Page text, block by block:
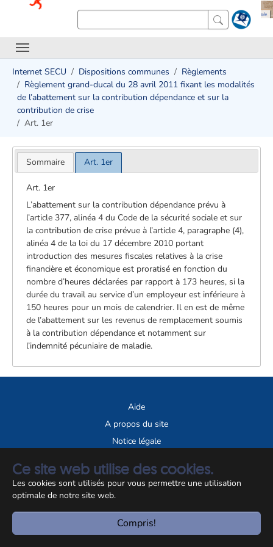
Ce site web utilise des cookies.
Les cookies sont utilisés pour vous permettre une utilisation
optimale de notre site web.
Compris!
Internet SECU Dispositions communes
Règlements
Règlement grand-ducal du 28 avril 2011 fixant les modalités
de l’abattement sur la contribution dépendance et sur la
contribution de crise
Art. 1er
Sommaire Art. 1er
Art. 1er
L’abattement sur la contribution dépendance prévu à
l’article 377, alinéa 4 du Code de la sécurité sociale et sur
la contribution de crise prévue à l’article 4, paragraphe (4),
alinéa 4 de la loi du 17 décembre 2010 portant
introduction des mesures fiscales relatives à la crise
financière et économique est proratisé en fonction du
nombre d’heures déclarées par rapport à 173 heures, si la
durée du travail au service d’un employeur est inférieure à
150 heures pour un mois de calendrier. Il en est de même
de l’abattement sur les revenus de remplacement soumis
à la contribution dépendance et notamment sur
l’indemnité pécuniaire de maladie.
Aide
A propos du site
Notice légale
© CCSS 2026